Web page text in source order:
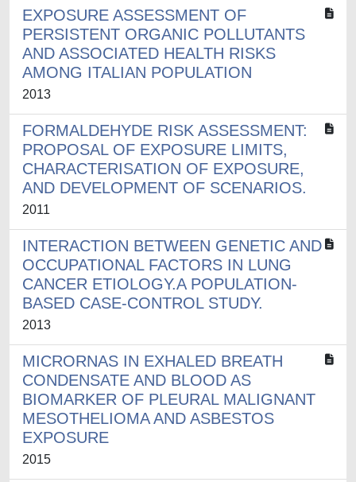
EXPOSURE ASSESSMENT OF
PERSISTENT ORGANIC POLLUTANTS
AND ASSOCIATED HEALTH RISKS
AMONG ITALIAN POPULATION
2013
FORMALDEHYDE RISK ASSESSMENT:
PROPOSAL OF EXPOSURE LIMITS,
CHARACTERISATION OF EXPOSURE,
AND DEVELOPMENT OF SCENARIOS.
2011
INTERACTION BETWEEN GENETIC AND
OCCUPATIONAL FACTORS IN LUNG
CANCER ETIOLOGY.A POPULATION-
BASED CASE-CONTROL STUDY.
2013
MICRORNAS IN EXHALED BREATH
CONDENSATE AND BLOOD AS
BIOMARKER OF PLEURAL MALIGNANT
MESOTHELIOMA AND ASBESTOS
EXPOSURE
2015